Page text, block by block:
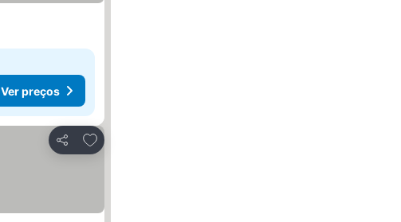
Ver preços
Partilhar
Adicionar aos favoritos